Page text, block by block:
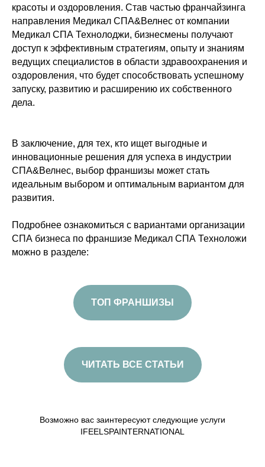
красоты и оздоровления. Став частью франчайзинга
направления Медикал СПА&Велнес от компании
Медикал СПА Технолоджи, бизнесмены получают
доступ к эффективным стратегиям, опыту и знаниям
ведущих специалистов в области здравоохранения и
оздоровления, что будет способствовать успешному
запуску, развитию и расширению их собственного
дела.
В заключение, для тех, кто ищет выгодные и
инновационные решения для успеха в индустрии
СПА&Велнес, выбор франшизы может стать
идеальным выбором и оптимальным вариантом для
развития.
Подробнее ознакомиться с вариантами организации
СПА бизнеса по франшизе Медикал СПА Техноложи
можно в разделе:
ТОП ФРАНШИЗЫ
ЧИТАТЬ ВСЕ СТАТЬИ
Возможно вас заинтересуют следующие услуги
IFEELSPAINTERNATIONAL